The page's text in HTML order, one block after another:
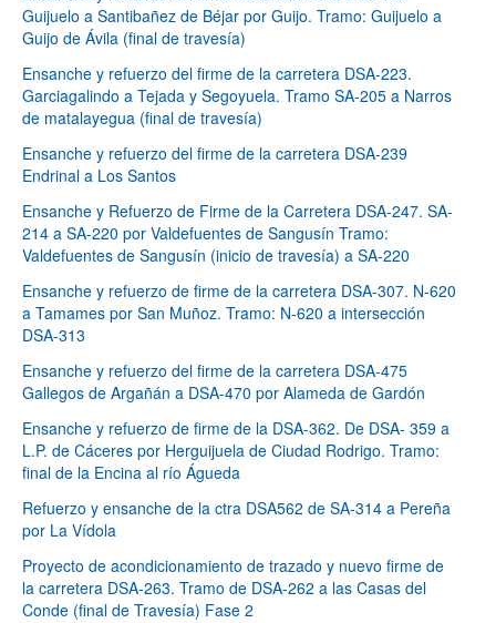
Guijuelo a Santibañez de Béjar por Guijo. Tramo: Guijuelo a
Guijo de Ávila (final de travesía)
Ensanche y refuerzo del firme de la carretera DSA-223.
Garciagalindo a Tejada y Segoyuela. Tramo SA-205 a Narros
de matalayegua (final de travesía)
Ensanche y refuerzo del firme de la carretera DSA-239
Endrinal a Los Santos
Ensanche y Refuerzo de Firme de la Carretera DSA-247. SA-
214 a SA-220 por Valdefuentes de Sangusín Tramo:
Valdefuentes de Sangusín (inicio de travesía) a SA-220
Ensanche y refuerzo de firme de la carretera DSA-307. N-620
a Tamames por San Muñoz. Tramo: N-620 a intersección
DSA-313
Ensanche y refuerzo del firme de la carretera DSA-475
Gallegos de Argañán a DSA-470 por Alameda de Gardón
Ensanche y refuerzo de firme de la DSA-362. De DSA- 359 a
L.P. de Cáceres por Herguijuela de Ciudad Rodrigo. Tramo:
final de la Encina al río Águeda
Refuerzo y ensanche de la ctra DSA562 de SA-314 a Pereña
por La Vídola
Proyecto de acondicionamiento de trazado y nuevo firme de
la carretera DSA-263. Tramo de DSA-262 a las Casas del
Conde (final de Travesía) Fase 2